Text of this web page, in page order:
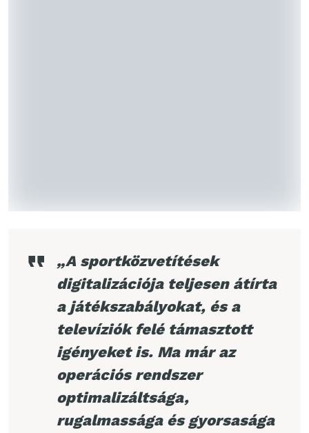
„A sportközvetítések
digitalizációja teljesen átírta
a játékszabályokat, és a
televíziók felé támasztott
igényeket is. Ma már az
operációs rendszer
optimalizáltsága,
rugalmassága és gyorsasága